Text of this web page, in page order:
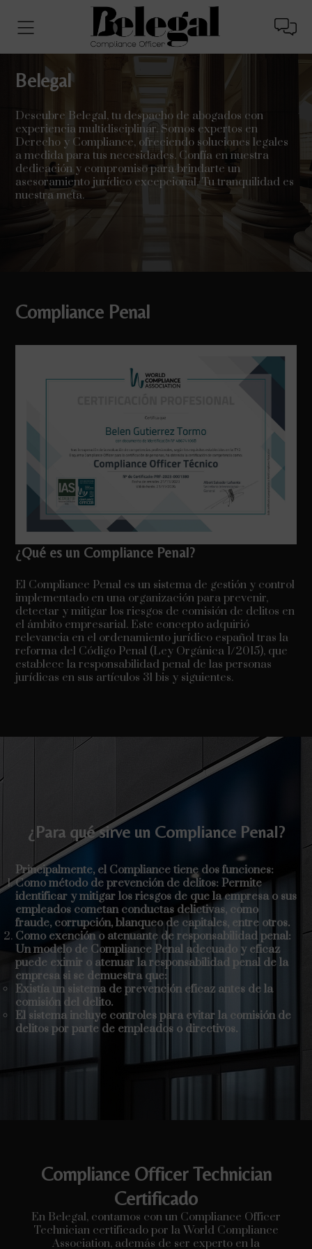
Belegal
Descubre Belegal, tu despacho de abogados con
experiencia multidisciplinar. Somos expertos en
Derecho y Compliance, ofreciendo soluciones legales
a medida para tus necesidades. Confía en nuestra
dedicación y compromiso para brindarte un
asesoramiento jurídico excepcional. Tu tranquilidad es
nuestra meta.
Compliance Penal
¿Qué es un Compliance Penal?
El Compliance Penal es un sistema de gestión y control
implementado en una organización para prevenir,
detectar y mitigar los riesgos de comisión de delitos en
el ámbito empresarial. Este concepto adquirió
relevancia en el ordenamiento jurídico español tras la
reforma del Código Penal (Ley Orgánica 1/2015), que
establece la responsabilidad penal de las personas
jurídicas en sus artículos 31 bis y siguientes.
¿Para qué sirve un Compliance Penal?
Principalmente, el Compliance tiene dos funciones:
Como método de prevención de delitos: Permite
identificar y mitigar los riesgos de que la empresa o sus
empleados cometan conductas delictivas, como
fraude, corrupción, blanqueo de capitales, entre otros.
Como exención o atenuante de responsabilidad penal:
Un modelo de Compliance Penal adecuado y eficaz
puede eximir o atenuar la responsabilidad penal de la
empresa si se demuestra que:
Existía un sistema de prevención eficaz antes de la
comisión del delito.
El sistema incluye controles para evitar la comisión de
delitos por parte de empleados o directivos.
Compliance Officer Technician
Certificado
En Belegal, contamos con un Compliance Officer
Technician certificado por la World Compliance
Association, además de ser experto en la